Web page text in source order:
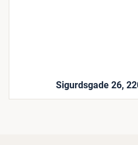
Sigurdsgade 26,